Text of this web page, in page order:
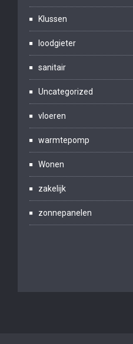
Klussen
loodgieter
sanitair
Uncategorized
vloeren
warmtepomp
Wonen
zakelijk
zonnepanelen